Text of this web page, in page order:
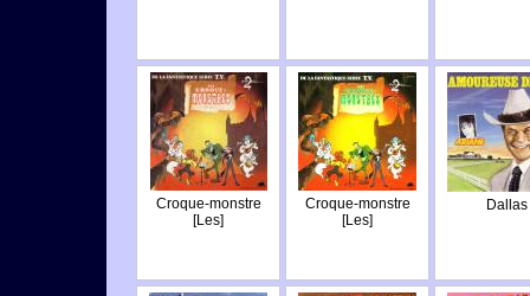
Croque-monstre
[Les]
Croque-monstre
[Les]
Dallas